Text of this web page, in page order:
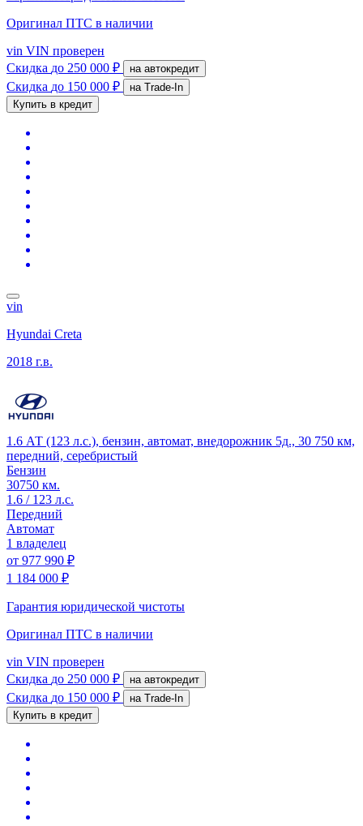
Оригинал ПТС в наличии
vin VIN проверен
Скидка до 250 000 ₽ на автокредит
Скидка до 150 000 ₽
на Trade-In
Купить в кредит
vin
Hyundai Creta
2018 г.в.
1.6 АТ (123 л.с.), бензин, автомат, внедорожник 5д., 30 750 км,
передний, серебристый
Бензин
30750 км.
1.6 / 123 л.с.
Передний
Автомат
1 владелец
от 977 990 ₽
1 184 000 ₽
Гарантия юридической чистоты
Оригинал ПТС в наличии
vin VIN проверен
Скидка до 250 000 ₽ на автокредит
Скидка до 150 000 ₽
на Trade-In
Купить в кредит